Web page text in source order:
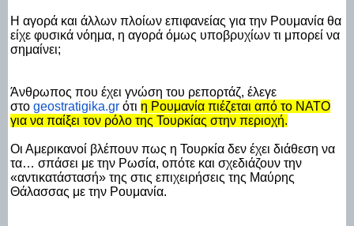
Η αγορά και άλλων πλοίων επιφανείας για την Ρουμανία θα
είχε φυσικά νόημα, η αγορά όμως υποβρυχίων τι μπορεί να
σημαίνει;
Άνθρωπος που έχει γνώση του ρεπορτάζ, έλεγε
στο geostratigika.gr ότι η Ρουμανία πιέζεται από το ΝΑΤΟ
για να παίξει τον ρόλο της Τουρκίας στην περιοχή.
Οι Αμερικανοί βλέπουν πως η Τουρκία δεν έχει διάθεση να
τα… σπάσει με την Ρωσία, οπότε και σχεδιάζουν την
«αντικατάστασή» της στις επιχειρήσεις της Μαύρης
Θάλασσας με την Ρουμανία.